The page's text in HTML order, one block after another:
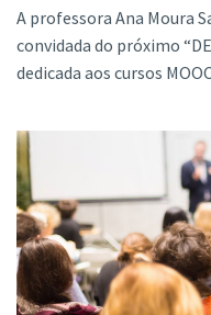
A professora Ana Moura
convidada do próximo
dedicada aos cursos